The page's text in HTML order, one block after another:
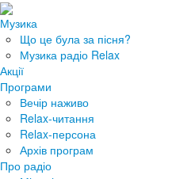
Музика
Що це була за пісня?
Музика радіо Relax
Акції
Програми
Вечір наживо
Relax-читання
Relax-персона
Архів програм
Про радіо